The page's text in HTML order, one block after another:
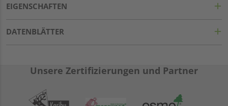
EIGENSCHAFTEN
DATENBLÄTTER
Unsere Zertifizierungen und Partner